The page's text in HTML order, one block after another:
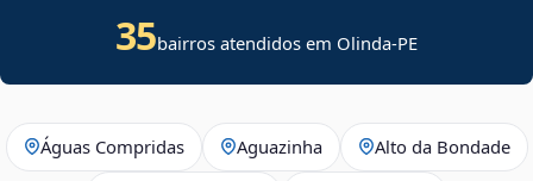
35bairros atendidos em Olinda-PE
Águas Compridas Aguazinha Alto da Bondade